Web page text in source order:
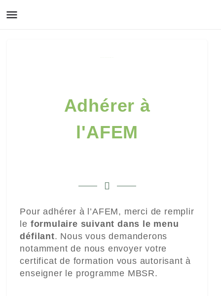
Adhérer à
l'AFEM
Pour adhérer à l’AFEM, merci de remplir
le formulaire suivant dans le menu
défilant. Nous vous demanderons
notamment de nous envoyer votre
certificat de formation vous autorisant à
enseigner le programme MBSR.